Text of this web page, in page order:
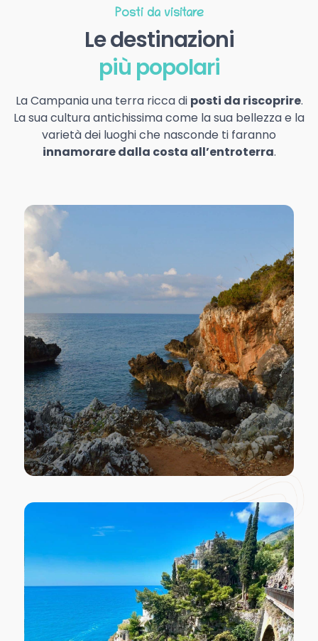
Posti da visitare
Le destinazioni
più popolari
La Campania una terra ricca di posti da riscoprire.
La sua cultura antichissima come la sua bellezza e la
varietà dei luoghi che nasconde ti faranno
innamorare dalla costa all’entroterra.